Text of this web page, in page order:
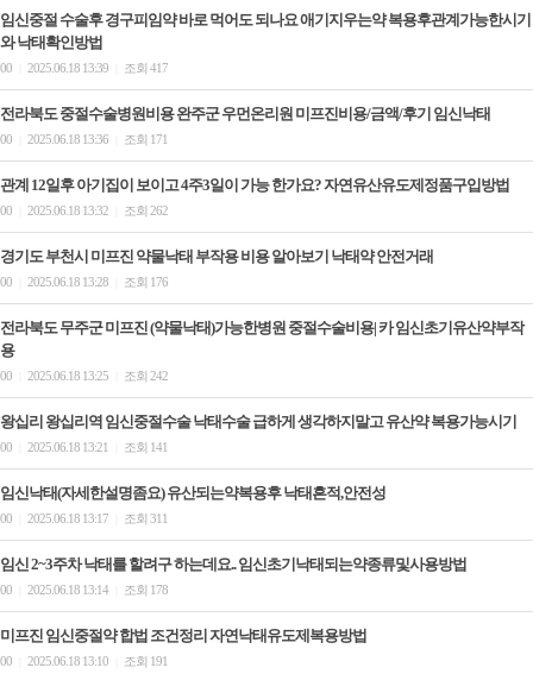
임신중절 수술후 경구피임약 바로 먹어도 되나요 애기지우는약 복용후관계가능한시기
와 낙태확인방법
00 2025.06.18 13:39 조회 417
전라북도 중절수술병원비용 완주군 우먼온리원 미프진비용/금액/후기 임신낙­태
00 2025.06.18 13:36 조회 171
관계 12일후 아기집이 보이고 4주3일이 가능 한가요? 자연유산유도제정품구입방법
00 2025.06.18 13:32 조회 262
경기도 부천시 미프진 약물낙태 부작용 비용 알아보기 낙­태약 안전거래
00 2025.06.18 13:28 조회 176
전라북도 무주군 미프진 (약물낙태)가능한병원 중절수술비용| 카 임신초기유산약부작
용
00 2025.06.18 13:25 조회 242
왕십리 왕십리역 임신중절수술 낙태수술 급하게 생각하지말고 유산약 복용가능시기
00 2025.06.18 13:21 조회 141
임신낙태(자세한설명좀요) 유산되는약복용후 낙태흔적,안전성
00 2025.06.18 13:17 조회 311
임신 2~3주차 낙태를 할려구 하는데요.. 임신초기낙태되는약종류및사용방법
00 2025.06.18 13:14 조회 178
미프진 임신중절약 합법 조건정리 자연낙태유도제복용방법
00 2025.06.18 13:10 조회 191